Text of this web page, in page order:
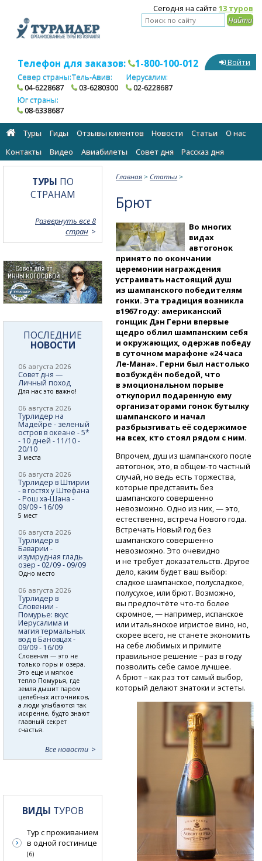
Сегодня на сайте 13 туров
Телефон для заказов: 1-800-100-012
Север страны:
04-6228687
Тель-Авив:
03-6280300
Иерусалим:
02-6228687
Юг страны:
08-6338687
Войти
Туры Гиды Отзывы клиентов Новости Статьи
О нас
Контакты
Видео Авиабилеты Cовет дня Рассказ дня
Главная > Статьи >
Брют
Во многих
видах
автогонок
принято по окончании
церемонии награждения
устраивать настоящий душ
из шампанского победителям
гонки. Эта традиция возникла
в1967 году: американский
гонщик Дэн Герни впервые
щедро облил шампанским себя
и окружающих, одержав победу
в суточном марафоне «24 часа
Ле-Мана». Герни был настолько
возбуждён победой, что
в эмоциональном порыве
откупорил подаренную ему
организаторами гонок бутылку
шампанского и начал
разбрызгивать её содержимое
на всех, кто стоял рядом с ним.
Впрочем, душ из шампанского после
автогонок, это,в общем-то частный
случай, но ведь есть торжества,
которые представить без
шампанского совершенно
невозможно. Одно из них, — это,
естественно, встреча Нового года.
Встречать Новый год без
шампанского совершенно
невозможно. Это очевидно
и не требует доказательств. Другое
дело, каким будет ваш выбор:
сладкое шампанское, полусладкое,
полусухое, или брют. Возможно,
вы предпочтётечто-то более
скромное, — например, испанское
или итальянское игристое вино, но,
скорее всего, не станете экономить
на себе любимых и примите
правильное решение – раз в году
позволить себе самое лучшее.
А брют – как раз тот самый выбор,
который делают знатоки и эстеты.
ТУРЫ ПО
СТРАНАМ
Развернуть все 8
стран
ПОСЛЕДНИЕ
НОВОСТИ
06 августа 2026
Совет дня —
Личный поход
Для нас это важно!
06 августа 2026
Турлидер на
Мадейре - зеленый
остров в океане - 5*
- 10 дней - 11/10 -
20/10
3 места
06 августа 2026
Турлидер в Штирии
- в гостях у Штефана
- Рош ха-Шана -
09/09 - 16/09
5 мест
06 августа 2026
Турлидер в
Баварии -
изумрудная гладь
озер - 02/09 - 09/09
Одно место
06 августа 2026
Турлидер в
Словении -
Помурье: вкус
Иерусалима и
магия термальных
вод в Бановцах -
09/09 - 16/09
Словения — это не
только горы и озера.
Это еще и мягкое
тепло Помурья, где
земля дышит паром
целебных источников,
а люди улыбаются так
искренне, будто знают
главный секрет
счастья.
Все новости
ВИДЫ ТУРОВ
Тур с проживанием
в одной гостинице
(6)